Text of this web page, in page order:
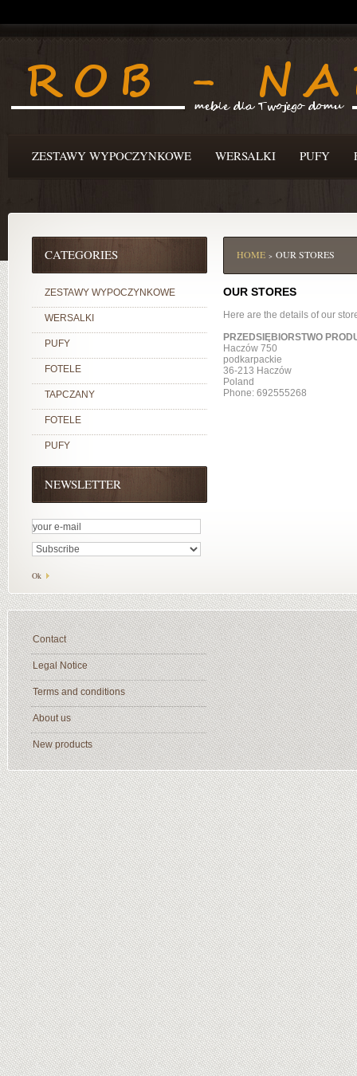
ZESTAWY WYPOCZYNKOWE WERSALKI PUFY
CATEGORIES
ZESTAWY WYPOCZYNKOWE
WERSALKI
PUFY
FOTELE
TAPCZANY
FOTELE
PUFY
NEWSLETTER
HOME > OUR STORES
OUR STORES
Here are the details of our
PRZEDSIĘBIORSTWO
Haczów 750
podkarpackie
36-213 Haczów
Poland
Phone: 692555268
Contact
Legal Notice
Terms and conditions
About us
New products